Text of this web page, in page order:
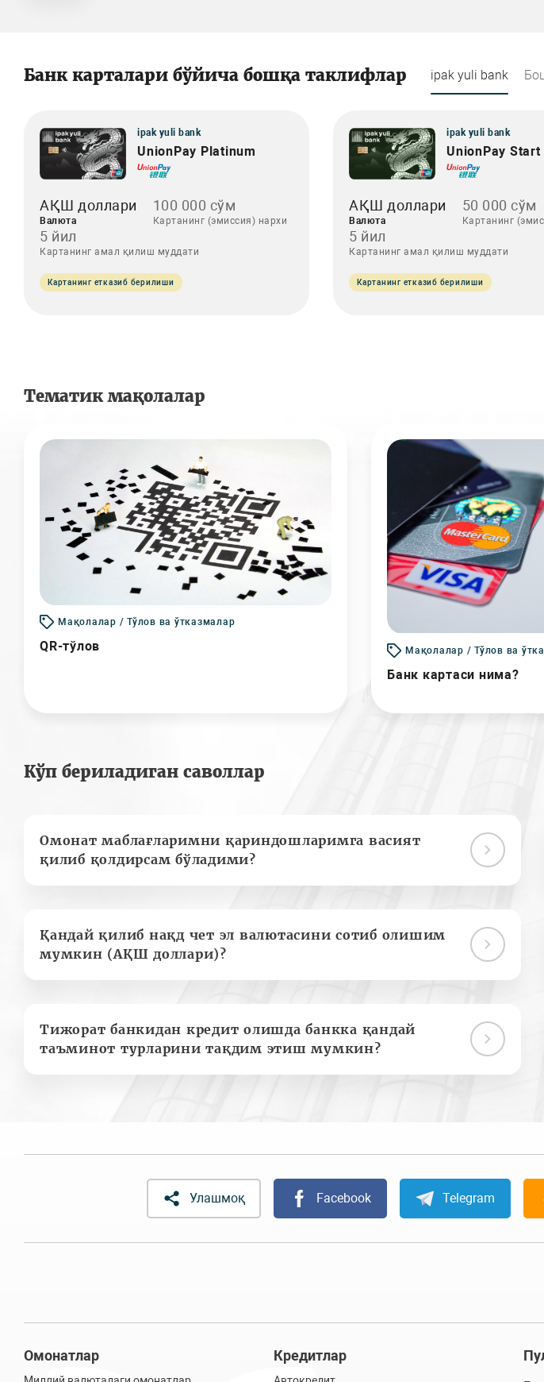
Банк карталари бўйича бошқа таклифлар ipak yuli bank
ipak yuli bank
UnionPay Platinum
АҚШ доллари
Валюта
100 000 сўм
Картанинг (эмиссия) нархи
5 йил
Картанинг амал қилиш муддати
Картанинг етказиб берилиши
ipak yuli bank
UnionPay Start
АҚШ доллари
Валюта
50 000 сўм
Картанинг
5 йил
Картанинг амал қилиш муддати
Картанинг етказиб берилиши
Тематик мақолалар
Мақолалар / Тўлов ва ўтказмалар
QR-тўлов Мақолалар / Тўлов ва
Банк картаси нима?
Кўп бериладиган саволлар
Омонат маблағларимни қариндошларимга васият
қилиб қолдирсам бўладими?
Қандай қилиб нақд чет эл валютасини сотиб олишим
мумкин (АҚШ доллари)?
Тижорат банкидан кредит олишда банкка қандай
таъминот турларини тақдим этиш мумкин?
Улашмоқ Facebook Telegram
Омонатлар Кредитлар